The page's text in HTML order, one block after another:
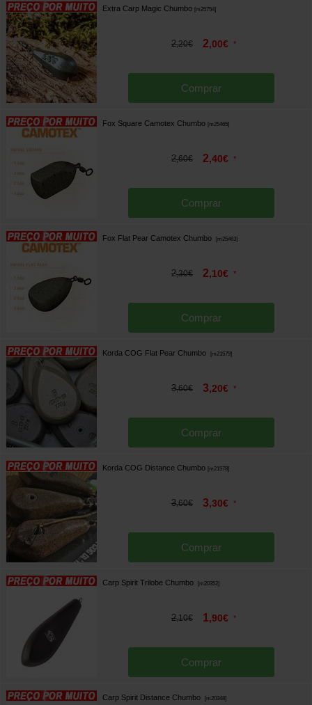
Extra Carp Magic Chumbo [m25754]
2,20€ 2,00€ *
Comprar
Fox Square Camotex Chumbo [m25465]
2,60€ 2,40€ *
Comprar
Fox Flat Pear Camotex Chumbo [m25463]
2,30€ 2,10€ *
Comprar
Korda COG Flat Pear Chumbo [m21579]
3,60€ 3,20€ *
Comprar
Korda COG Distance Chumbo [m21578]
3,60€ 3,30€ *
Comprar
Carp Spirit Trilobe Chumbo [m20352]
2,10€ 1,90€ *
Comprar
Carp Spirit Distance Chumbo [m20348]